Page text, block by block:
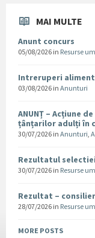
MAI MULTE
Anunt concurs
05/08/2026 in Resurse
Intreruperi
03/08/2026 in Anunturi
ANUNȚ – Acțiune
țânțarilor adulți în
30/07/2026 in Anunturi,
Rezultatul
30/07/2026 in Resurse
Rezultat –
28/07/2026 in Resurse
MORE POSTS